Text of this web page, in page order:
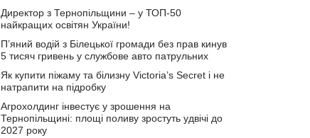
Директор з Тернопільщини – у ТОП-50
найкращих освітян України!
П’яний водій з Білецької громади без прав кинув
5 тисяч гривень у службове авто патрульних
Як купити піжаму та білизну Victoria’s Secret і не
натрапити на підробку
Агрохолдинг інвестує у зрошення на
Тернопільщині: площі поливу зростуть удвічі до
2027 року